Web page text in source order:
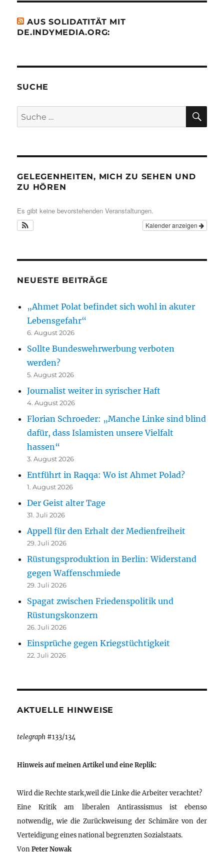
AUS SOLIDATITÄT MIT
DE.INDYMEDIA.ORG:
SUCHE
Suche
nach:
GELEGENHEITEN, MICH ZU SEHEN UND
ZU HÖREN
Es gibt keine bevorstehenden Veranstaltungen.
Kalender anzeigen
NEUESTE BEITRÄGE
„Ahmet Polat befindet sich wohl in akuter
Lebensgefahr“
6. August 2026
Sollte Bundeswehrwerbung verboten
werden?
5. August 2026
Journalist weiter in syrischer Haft
4. August 2026
Florian Schroeder: „Manche Linke sind blind
dafür, dass Islamisten unsere Vielfalt
hassen“
3. August 2026
Entführt in Raqqa: Wo ist Ahmet Polad?
1. August 2026
Der Geist alter Tage
31. Juli 2026
Appell für den Erhalt der Medienfreiheit
29. Juli 2026
Rüstungsproduktion in Berlin: Widerstand
gegen Waffenschmiede
29. Juli 2026
Spagat zwischen Friedenspolitik und
Rüstungskonzern
26. Juli 2026
Einsprüche gegen Kriegstüchtigkeit
22. Juli 2026
AKTUELLE HINWEISE
telegraph #133/134
Hinweis auf meinen Artikel und eine Replik:
Wird die Rechte stark,weil die Linke die Arbeiter verachtet?
Eine Kritik am liberalen Antirassismus ist ebenso
notwendig, wie die Zurückweisung der Schimäre von der
Verteidigung eines national begrenzten Sozialstaats.
VonPeter Nowak